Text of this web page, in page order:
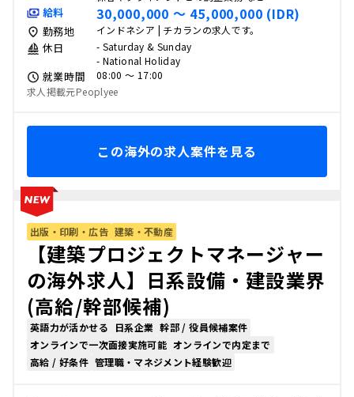
給料 30,000,000 〜 45,000,000 (IDR)
勤務地 インドネシア | チカランの求人です。
休日
- Saturday & Sunday
- National Holiday
就業時間
08:00 〜 17:00
求人掲載元Peoplyee
この海外の求人案件を見る
出版・印刷・広告 建築・不動産
【建築プロジェクトマネージャー
の海外求人】日系設備・建設業界
(高給/幹部候補)
英語力が活かせる 日系企業 幹部 / 役員候補案件
オンラインで一次面接実施可能 オンラインで内定まで
高給 / 好条件 管理職・マネジメント経験歓迎